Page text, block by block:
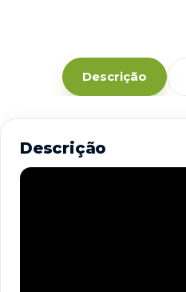
Descrição
Descrição